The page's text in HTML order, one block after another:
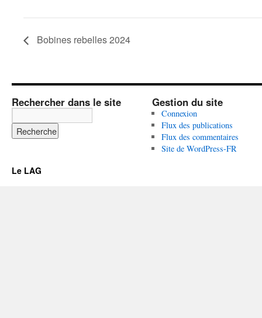
Bobines rebelles 2024
Rechercher dans le site Gestion du site
Connexion
Flux des publications
Flux des commentaires
Site de WordPress-FR
Le LAG